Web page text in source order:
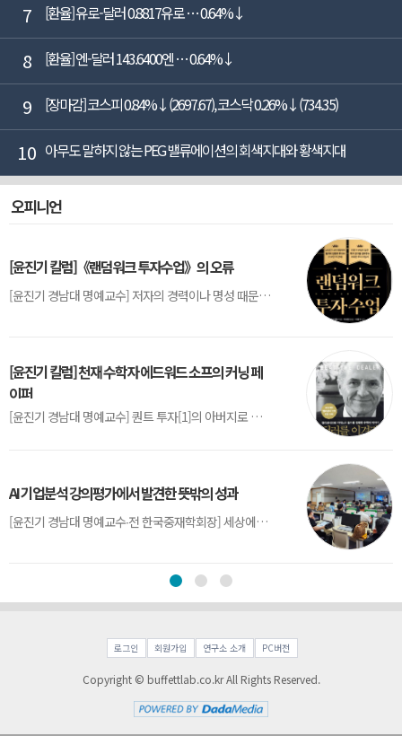
7 [환율] 유로-달러 0.8817유로 … 0.64%↓
8 [환율] 엔-달러 143.6400엔 … 0.64%↓
9 [장마감] 코스피 0.84%↓(2697.67), 코스닥 0.26%↓(734.35)
10 아무도 말하지 않는 PEG 밸류에이션의 회색지대와 황색지대
오피니언
[윤진기 칼럼]《랜덤워크 투자수업》의 오류
[윤진기 경남대 명예교수] 저자의 경력이나 명성 때문인지 2020년에 번역 출판된 《랜덤워크 투자수업》(A Random Walk Down Wall Street) 12판은 표지부터가 거창하다. ‘45년간 12번 개정하며 철저히 검증한 투자서’, ‘전문가 부럽지 않은 투자 감각을 길러주는 위대한 투자지침서’ 라는 은빛 광고문구로 독자를 유혹한다.[1] 출판 50주...
[윤진기 칼럼] 천재 수학자 에드워드 소프의 커닝 페
이퍼
[윤진기 경남대 명예교수] 퀀트 투자[1]의 아버지로 불리는 에드워드 소프(Edward O. Thorp)는 수학계에서 천재로 알려진 인물이다. 그는 수학자이지만, 투자 업계에도 여러 가지 흥미로운 일화를 남겼다.수학을 이용하여 카지노를 이길 수 있는지가 궁금했던 그는 동료 교수가 소개해 준 블랙잭(Blackjack) 전략의 핵심을 손바닥 크기의 종이에 요...
AI 기업분석 강의평가에서 발견한 뜻밖의 성과
[윤진기 경남대 명예교수∙전 한국중재학회장] 세상에는 우연처럼 보이지만 인류의 진보를 이끌어낸 사건들이 있다. 영국의 알렉산더 플레밍(Alexander Fleming)이 곰팡이 핀 페트리 접시(Petri dish)를 버리지 않고[1] 관찰해 페니실린을 발견한 것은 그 대표적 사례다. 무심히 지나쳤다면 결코 없었을 혁신이었다.지난 7월 5일, 필자가 개발한 기업...
로그인 회원가입 연구소 소개 PC버전
Copyright © buffettlab.co.kr All Rights Reserved.